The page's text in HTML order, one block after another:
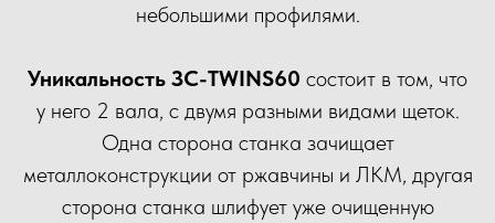
небольшими профилями.
Уникальность ЗС-TWINS60 состоит в том, что
у него 2 вала, с двумя разными видами щеток.
Одна сторона станка зачищает
металлоконструкции от ржавчины и ЛКМ, другая
сторона станка шлифует уже очищенную